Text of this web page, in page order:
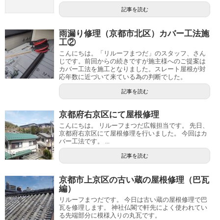
記事を読む
雨漏り修理（京都市北区）カバー工法施
工②
こんにちは。「リルーフまつだ」のスタッフ、さん
じです。前回からの続きですが施主様へのご提案は
カバー工法を施工となりました。スレート屋根が対
応年数に近づいて来ている為の判断でした。
記事を読む
京都府右京区にて屋根修理
こんにちは。 リルーフまつだ広報担当です。 先日、
京都府右京区にて屋根修理を行いました。 今回はカ
バー工法です。 ...
記事を読む
京都市上京区の古い蔵の屋根修理（巴瓦
編）
リルーフまつだです。 今日は古い蔵の屋根修理で巴
瓦を修理します。 神社仏閣で軒先によく使われてい
る先端部分に模様入りの丸瓦です。